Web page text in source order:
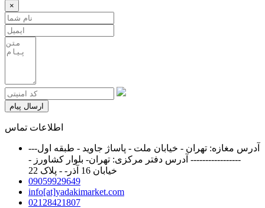
×
ارسال پیام
اطلاعات تماس
آدرس مغازه: تهران - خیابان ملت - پاساژ جاوید - طبقه اول---
----------------- آدرس دفتر مرکزی: تهران- بلوار کشاورز -
خیابان 16 آذر- - پلاک 22
09059929649
info[at]yadakimarket.com
02128421807